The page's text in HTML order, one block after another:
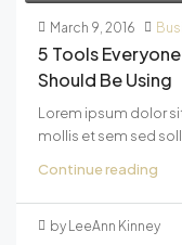
March 9, 2016
5 Tools
Should Be Using
Lorem ipsum dolor
mollis et sem sed
Continue reading
by LeeAnn Kinney